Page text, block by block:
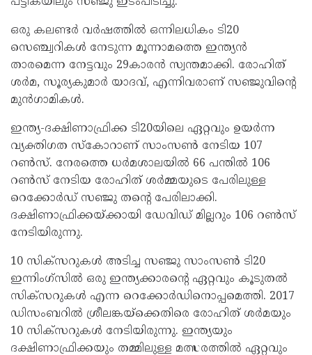
ഒരു കലണ്ടര്‍ വര്‍ഷത്തില്‍ ഒന്നിലധികം ടി20
സെഞ്ച്വറികള്‍ നേടുന്ന മൂന്നാമത്തെ ഇന്ത്യന്‍
താരമെന്ന നേട്ടവും 29കാരന്‍ സ്വന്തമാക്കി. രോഹിത്
ശര്‍മ, സൂര്യകുമാര്‍ യാദവ്, എന്നിവരാണ് സഞ്ജുവിന്റെ
മുന്‍ഗാമികള്‍.
ഇന്ത്യ-ദക്ഷിണാഫ്രിക്ക ടി20യിലെ ഏറ്റവും ഉയര്‍ന്ന
വ്യക്തിഗത സ്‌കോറാണ് സാംസണ്‍ നേടിയ 107
റണ്‍സ്. നേരത്തെ ധര്‍മശാലയില്‍ 66 പന്തില്‍ 106
റണ്‍സ് നേടിയ രോഹിത് ശര്‍മ്മയുടെ പേരിലുള്ള
റെക്കോര്‍ഡ് സഞ്ജു തന്റെ പേരിലാക്കി.
ദക്ഷിണാഫ്രിക്കയ്ക്കായി ഡേവിഡ് മില്ലറും 106 റണ്‍സ്
നേടിയിരുന്നു.
10 സിക്സറുകള്‍ അടിച്ച സഞ്ജു സാംസണ്‍ ടി20
ഇന്നിംഗ്സില്‍ ഒരു ഇന്ത്യക്കാരന്റെ ഏറ്റവും കൂടുതല്‍
സിക്സറുകള്‍ എന്ന റെക്കോര്‍ഡിനൊപ്പമെത്തി. 2017
ഡിസംബറില്‍ ശ്രീലങ്കയ്ക്കെതിരെ രോഹിത് ശര്‍മയും
10 സിക്സറുകള്‍ നേടിയിരുന്നു. ഇന്ത്യയും
ദക്ഷിണാഫ്രിക്കയും തമ്മിലുള്ള മത്സരത്തില്‍ ഏറ്റവും